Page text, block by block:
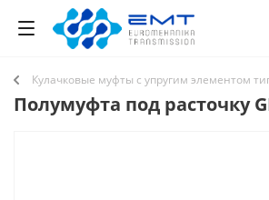
Кулачковые муфты с упругим элементом
Полумуфта под расточку